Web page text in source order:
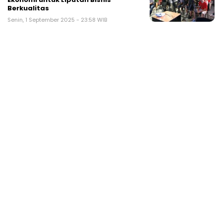
Berkualitas
Senin, 1 September 2025 - 23:58 WIB